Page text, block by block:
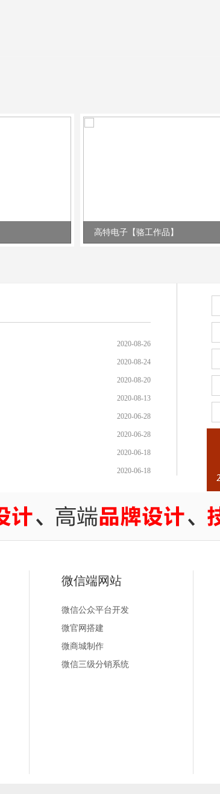
高特电子【骆工作品】
2020-08-26
2020-08-24
2020-08-20
2020-08-13
2020-06-28
2020-06-28
2020-06-18
2020-06-18
微信端网站
微信公众平台开发
微官网搭建
微商城制作
微信三级分销系统